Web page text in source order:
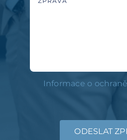
Informace o
ODESLAT